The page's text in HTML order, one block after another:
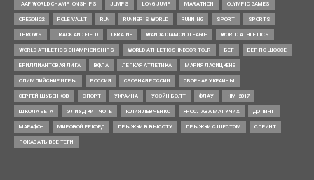
IAAF WORLD CHAMPIONSHIPS JUMPS LONG JUMP MARATHON OLYMPIC GAMES
OREGON22 POLE VAULT RUN RUNNER’S WORLD RUNNING SPORT SPORTS
THROWS TRACK AND FIELD UKRAINE WANDA DIAMOND LEAGUE WORLD ATHLETICS
WORLD ATHLETICS CHAMPIONSHIPS WORLD ATHLETICS INDOOR TOUR БЕГ БЕГ ПО ШОССЕ
БРИЛЛИАНТОВАЯ ЛИГА ВФЛА ЛЕГКАЯ АТЛЕТИКА МАРИЯ ЛАСИЦКЕНЕ
ОЛИМПИЙСКИЕ ИГРЫ РОССИЯ СБОРНАЯ РОССИИ СБОРНАЯ УКРАИНЫ
СЕРГЕЙ ШУБЕНКОВ СПОРТ УКРАИНА УСЭЙН БОЛТ ФЛАУ ЧМ-2017
ШКОЛА БЕГА ЭЛИУД КИПЧОГЕ ЮЛИЯ ЛЕВЧЕНКО ЯРОСЛАВА МАГУЧИХ ДОПИНГ
МАРАФОН МИРОВОЙ РЕКОРД ПРЫЖКИ В ВЫСОТУ ПРЫЖКИ С ШЕСТОМ СПРИНТ
ПОКАЗАТЬ ВСЕ ТЕГИ